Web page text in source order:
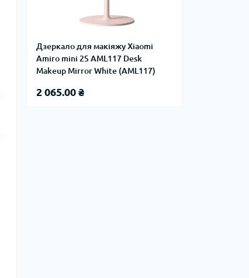
Дзеркало для макіяжу Xiaomi
Amiro mini 2S AML117 Desk
Makeup Mirror White (AML117)
2 065.00 ₴